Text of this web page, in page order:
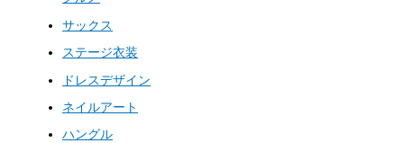
サックス
ステージ衣装
ドレスデザイン
ネイルアート
ハングル